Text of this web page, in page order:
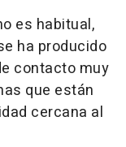
es habitual,
ha producido
contacto muy
que están
cercana al